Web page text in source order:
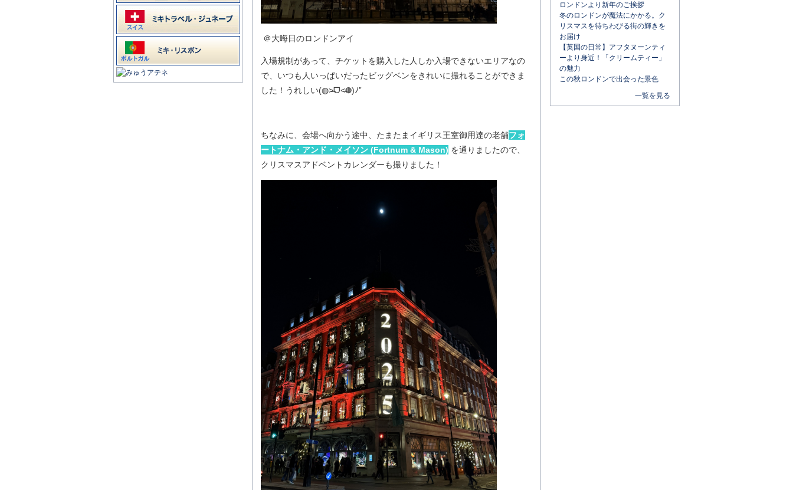
＠大晦日のロンドンアイ
入場規制があって、チケットを購入した人しか入場できないエリアなの
で、いつも人いっぱいだったビッグベンをきれいに撮れることができま
した！うれしい(◍˃̶ᗜ˂̶◍)ﾉ”
ちなみに、会場へ向かう途中、たまたまイギリス王室御用達の老舗フォ
ートナム・アンド・メイソン (Fortnum & Mason) を通りましたので、
クリスマスアドベントカレンダーも撮りました！
ロンドンより新年のご挨拶
冬のロンドンが魔法にかかる。ク
リスマスを待ちわびる街の輝きを
お届け
【英国の日常】アフタヌーンティ
ーより身近！「クリームティー」
の魅力
この秋ロンドンで出会った景色
一覧を見る